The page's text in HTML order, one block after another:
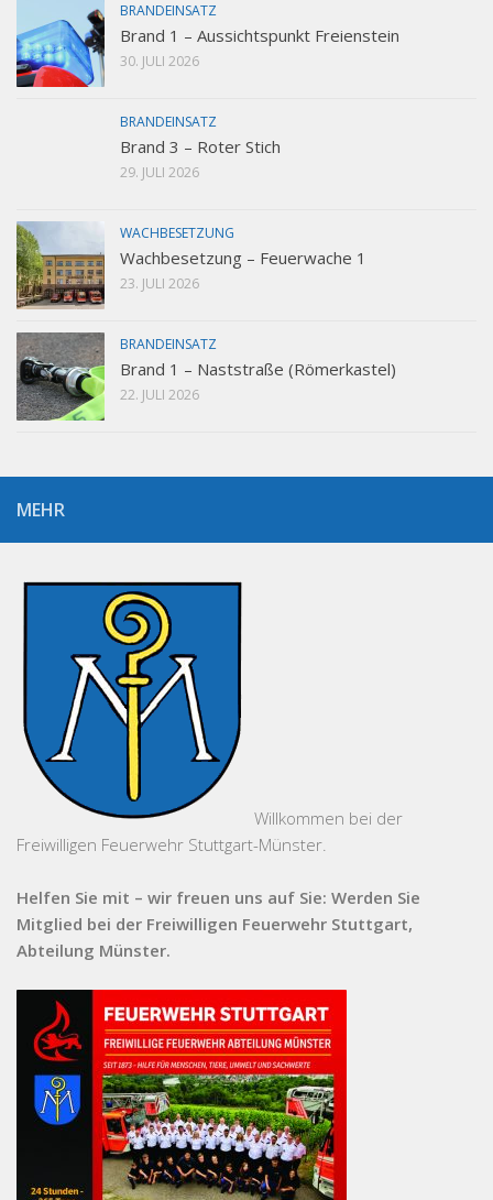
BRANDEINSATZ
Brand 1 – Aussichtspunkt Freienstein
30. JULI 2026
BRANDEINSATZ
Brand 3 – Roter Stich
29. JULI 2026
WACHBESETZUNG
Wachbesetzung – Feuerwache 1
23. JULI 2026
BRANDEINSATZ
Brand 1 – Naststraße (Römerkastel)
22. JULI 2026
MEHR
Willkommen bei der
Freiwilligen Feuerwehr Stuttgart-Münster.
Helfen Sie mit – wir freuen uns auf Sie: Werden Sie
Mitglied bei der Freiwilligen Feuerwehr Stuttgart,
Abteilung Münster.